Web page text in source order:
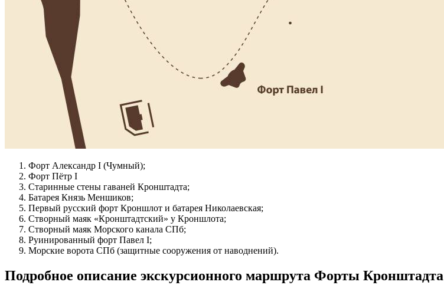
Форт Александр І (Чумный);
Форт Пётр І
Старинные стены гаваней Кронштадта;
Батарея Князь Меншиков;
Первый русский форт Кроншлот и батарея Николаевская;
Створный маяк «Кронштадтский» у Кроншлота;
Створный маяк Морского канала СПб;
Руинированный форт Павел І;
Морские ворота СПб (защитные сооружения от наводнений).
Подробное описание экскурсионного маршрута Форты Кронштадта